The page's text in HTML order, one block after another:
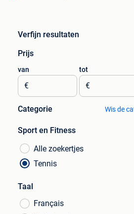
Verfijn resultaten
Prijs
van
€
tot
€
Categorie Wis de
Sport en Fitness
Alle zoekertjes
Tennis
Taal
Français